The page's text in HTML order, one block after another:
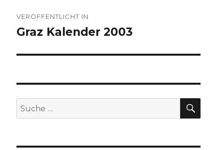
VERÖFFENTLICHT IN
Graz Kalender 2003
Suche
nach: